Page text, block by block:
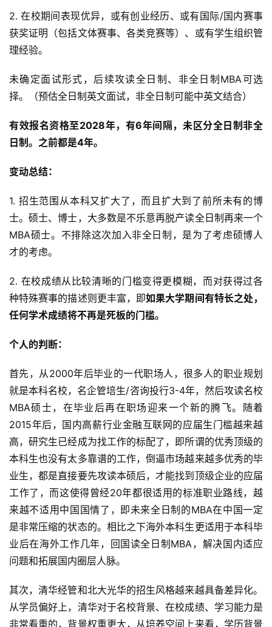
首
页
方
楠
备
考
评
论
校
新
闻
2. 在校期间表现优异，或有创业经历、或有国际/国内赛事
获奖证明（包括文体赛事、各类竞赛等）、或有学生组织管
理经验。
未确定面试形式，后续攻读全日制、非全日制MBA可选
择。（预估全日制英文面试，非全日制可能中英文结合）
有效报名资格至2028年，有6年间隔，未区分全日制非全
日制。之前都是4年。
变动总结：
1. 招生范围从本科又扩大了，而且扩大到了前所未有的博
士。硕士、博士，大多数是不乐意再脱产读全日制再来一个
MBA硕士。不排除这次加入非全日制，是为了考虑硕博人
才的考虑。
2. 在校成绩从比较清晰的门槛变得更模糊，而对获得过各
种特殊赛事的描述则更丰富，即如果大学期间有特长之处，
任何学术成绩将不再是死板的门槛。
个人的判断：
首先，从2000年后毕业的一代职场人，很多人的职业规划
就是本科名校，名企管培生/咨询投行3-4年，然后攻读名校
MBA硕士，在毕业后再在职场迎来一个新的腾飞。随着
2015年后，国内高薪行业金融互联网的应届生门槛越来越
高，研究生已经成为找工作的标配了，即所谓的优秀顶级的
本科生也没有太多靠谱的工作，倒逼市场越来越多优秀的毕
业生，都是直接要先攻读本硕后，才能找到顶级企业的应届
工作了，而这使得曾经20年都很适用的标准职业路线，越
来越不适用中国国情了，即未来全日制的MBA在中国一定
是非常压缩的状态的。相比之下海外本科生更适用于本科毕
业后在海外工作几年，回国读全日制MBA，解决国内适应
问题和拓展国内圈层人脉。
其次，清华经管和北大光华的招生风格越来越具备差异化。
从学员偏好上，清华对于名校背景、在校成绩、学习能力是
非常看重的，背景权重更大，从培养空间上来看，学历背景